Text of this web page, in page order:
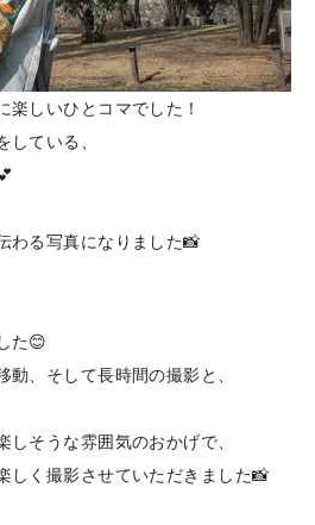
楽しいひとコマでした！
している、
わる写真になりました📸
た😊
、そして長時間の撮影と、
しそうな雰囲気のおかげで、
しく撮影させていただきました📸